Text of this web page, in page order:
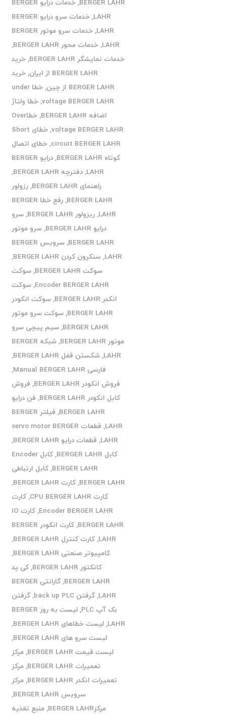
BERGER LAHR
,
خدمات درایو BERGER
LAHR
,
خدمات سرو درایو BERGER
LAHR
,
خدمات سرو موتور BERGER
LAHR
,خدمات محور BERGER LAHR
,
خدمات نمایشگر BERGER LAHR
,خرید
BERGER LAHR از ایران
,خرید
BERGER LAHR از چین
,
خطا under
voltage BERGER LAHR
,خطا ولتاژ
اضافه BERGER LAHR
,
خطاOver
voltage BERGER LAHR
,
خطای Short
circuit BERGER LAHR
,خطای اتصال
کوتاه BERGER LAHR
,
درایو BERGER
LAHR
,دفترچه BERGER LAHR
,
راهنمای BERGER LAHR
,رزولور
BERGER LAHR
,
رفع خطا BERGER
LAHR
,ریزولور BERGER LAHR ,سرو
درایو BERGER LAHR
,سرو موتور
BERGER LAHR
,
سرویس BERGER
LAHR
,سنکرون کردن BERGER LAHR
,
سوکت BERGER LAHR
,سوکت
Encoder BERGER LAHR
,سوکت
انکدر BERGER LAHR
,سوکت انکودر
BERGER LAHR
,سوکت سرو موتور
BERGER LAHR
,سیم پیچی سرو
موتور BERGER LAHR
,
شبکه BERGER
LAHR
,شکستن قفل BERGER LAHR
,
فارسی Manual BERGER LAHR
,
فروش انکودر BERGER LAHR
, فروش
کابل انکودر BERGER LAHR
, فن درایو
BERGER LAHR
,
فیلتر BERGER
LAHR
,
قطعات servo motor BERGER
LAHR
, قطعات درایو BERGER LAHR
,
کابل BERGER LAHR
,
کابل Encoder
BERGER LAHR
,کابل ارتباطی
BERGER LAHR
,کارت BERGER LAHR
,
کارت CPU BERGER LAHR
,کارت
Encoder BERGER LAHR
,
کارت IO
BERGER LAHR
,
کارت انکودر BERGER
LAHR
,کارت کنترل BERGER LAHR
,
کامپیوتر صنعتی BERGER LAHR
,
کانکتور BERGER LAHR
,کی پد
BERGER LAHR
,
گارانتی BERGER
LAHR
,گرفتن back up PLC ,گرفتن
بک آپ PLC
,
لیست به روز BERGER
LAHR
,لیست خطاهای BERGER LAHR
,
لیست سرو های BERGER LAHR
,
لیست قیمت BERGER LAHR
,مرکز
تعمیرات BERGER LAHR
,مرکز
تعمیرات انکدر BERGER LAHR
,مرکز
سرویس BERGER LAHR
,
مرکزBERGER LAHR
,منبع تغذیه